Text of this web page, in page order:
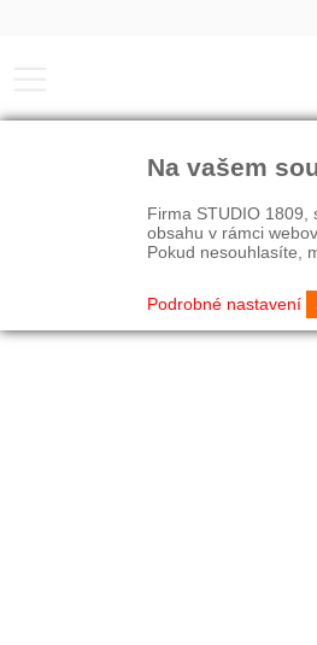
Na vašem
Firma STUDIO 1809,
obsahu v rámci
Pokud nesouhlasíte,
Podrobné nastavení